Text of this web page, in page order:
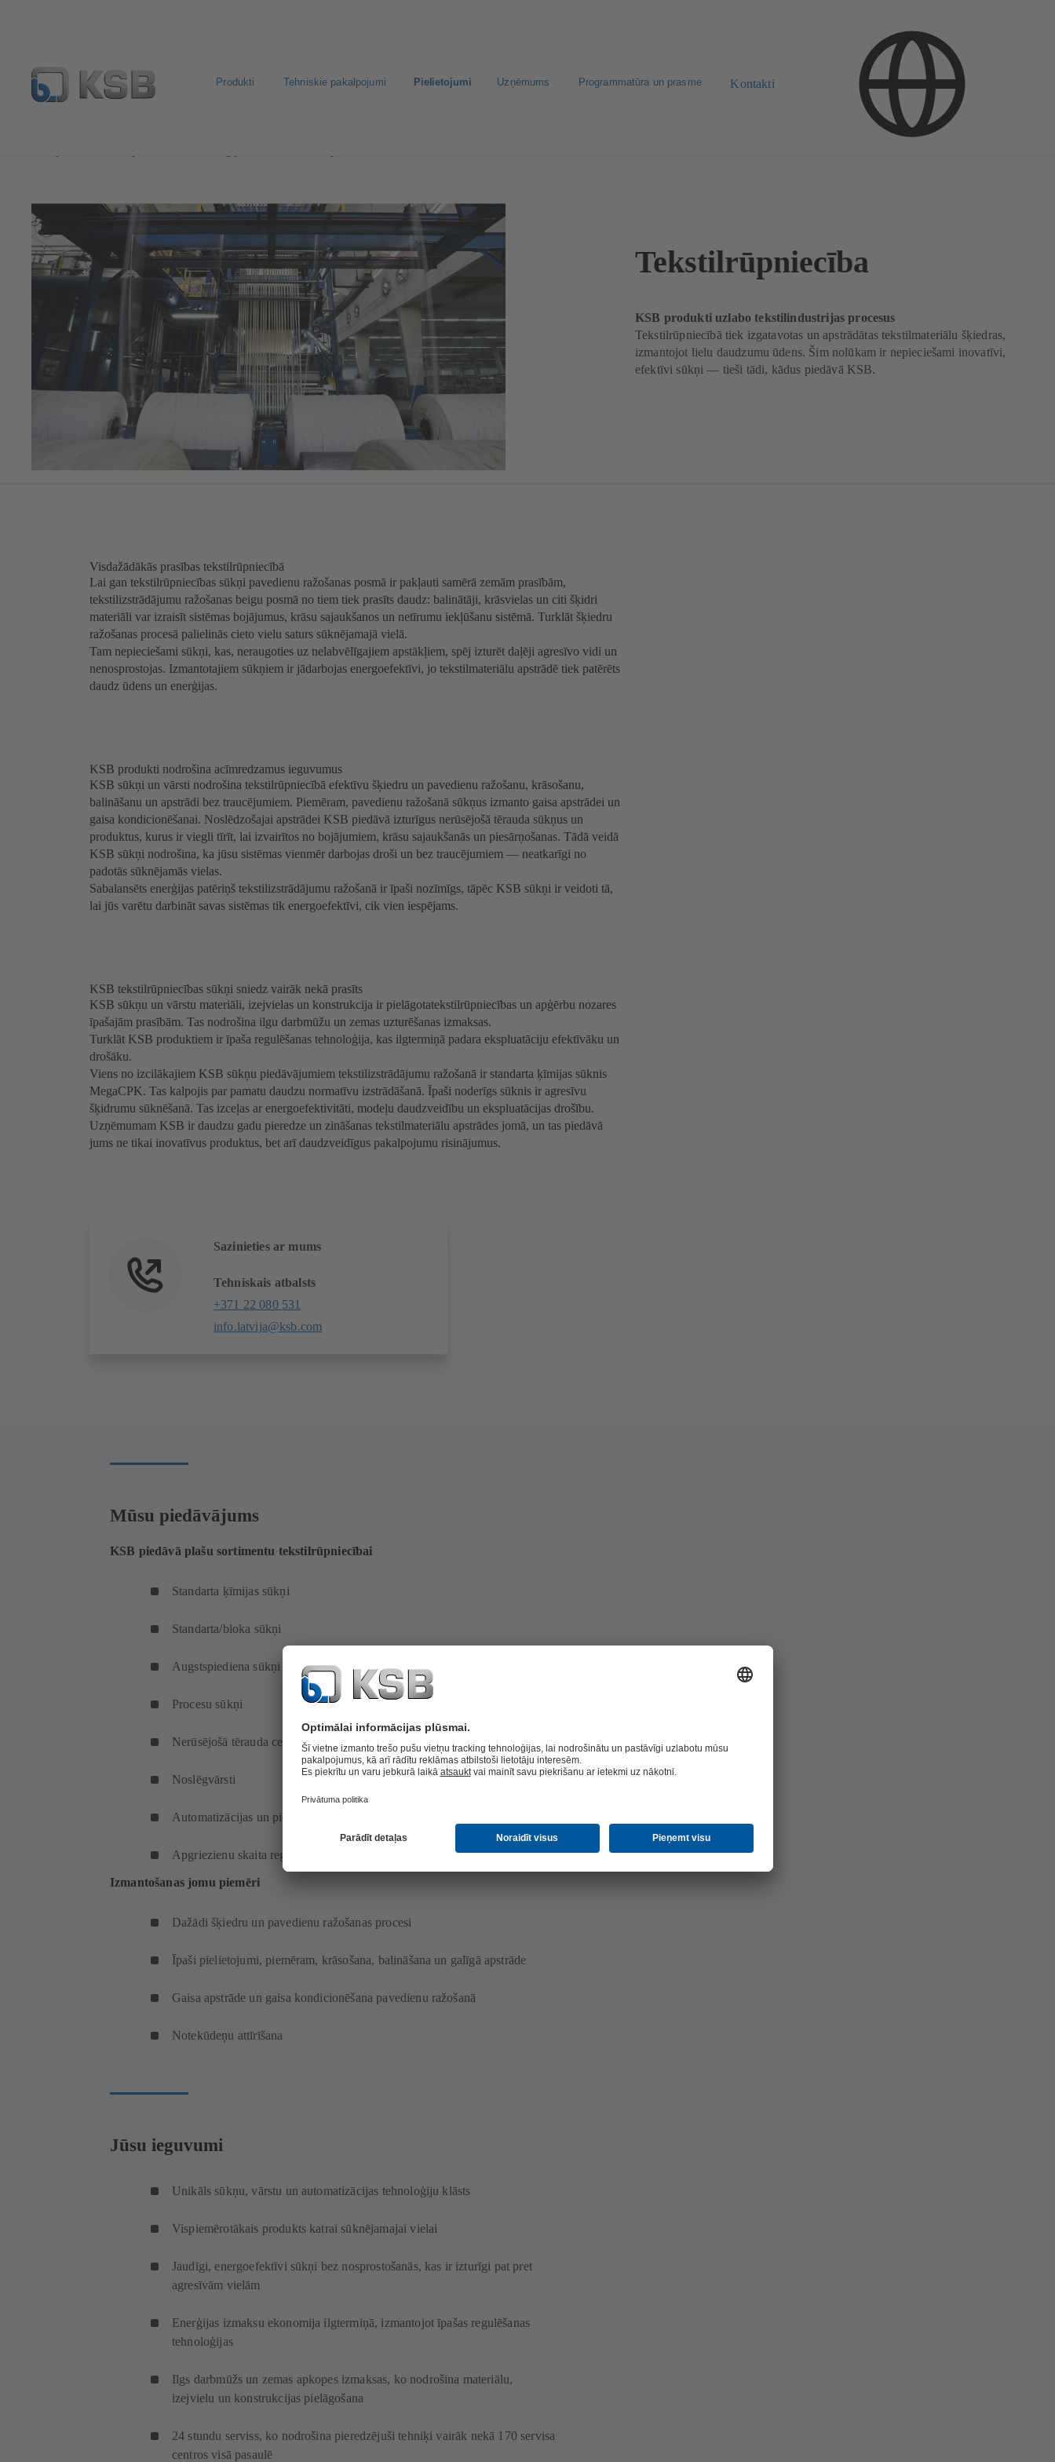
Produkti Tehniskie pakalpojumi Pielietojumi Uzņēmums Programmatūra un prasme Kontakti
Tekstilrūpniecība
KSB produkti uzlabo tekstilindustrijas procesus
Tekstilrūpniecībā tiek izgatavotas un apstrādātas tekstilmateriālu šķiedras,
izmantojot lielu daudzumu ūdens. Šim nolūkam ir nepieciešami inovatīvi,
efektīvi sūkņi — tieši tādi, kādus piedāvā KSB.
Visdažādākās prasības tekstilrūpniecībā
Lai gan tekstilrūpniecības sūkņi pavedienu ražošanas posmā ir pakļauti samērā zemām prasībām,
tekstilizstrādājumu ražošanas beigu posmā no tiem tiek prasīts daudz: balinātāji, krāsvielas un citi šķidri
materiāli var izraisīt sistēmas bojājumus, krāsu sajaukšanos un netīrumu iekļūšanu sistēmā. Turklāt šķiedru
ražošanas procesā palielinās cieto vielu saturs sūknējamajā vielā.
Tam nepieciešami sūkņi, kas, neraugoties uz nelabvēlīgajiem apstākļiem, spēj izturēt daļēji agresīvo vidi un
nenosprostojas. Izmantotajiem sūkņiem ir jādarbojas energoefektīvi, jo tekstilmateriālu apstrādē tiek patērēts
daudz ūdens un enerģijas.
KSB produkti nodrošina acīmredzamus ieguvumus
KSB sūkņi un vārsti nodrošina tekstilrūpniecībā efektīvu šķiedru un pavedienu ražošanu, krāsošanu,
balināšanu un apstrādi bez traucējumiem. Piemēram, pavedienu ražošanā sūkņus izmanto gaisa apstrādei un
gaisa kondicionēšanai. Noslēdzošajai apstrādei KSB piedāvā izturīgus nerūsējošā tērauda sūkņus un
produktus, kurus ir viegli tīrīt, lai izvairītos no bojājumiem, krāsu sajaukšanās un piesārņošanas. Tādā veidā
KSB sūkņi nodrošina, ka jūsu sistēmas vienmēr darbojas droši un bez traucējumiem — neatkarīgi no
padotās sūknējamās vielas.
Sabalansēts enerģijas patēriņš tekstilizstrādājumu ražošanā ir īpaši nozīmīgs, tāpēc KSB sūkņi ir veidoti tā,
lai jūs varētu darbināt savas sistēmas tik energoefektīvi, cik vien iespējams.
KSB tekstilrūpniecības sūkņi sniedz vairāk nekā prasīts
KSB sūkņu un vārstu materiāli, izejvielas un konstrukcija ir pielāgotatekstilrūpniecības un apģērbu nozares
īpašajām prasībām. Tas nodrošina ilgu darbmūžu un zemas uzturēšanas izmaksas.
Turklāt KSB produktiem ir īpaša regulēšanas tehnoloģija, kas ilgtermiņā padara ekspluatāciju efektīvāku un
drošāku.
Viens no izcilākajiem KSB sūkņu piedāvājumiem tekstilizstrādājumu ražošanā ir standarta ķīmijas sūknis
MegaCPK. Tas kalpojis par pamatu daudzu normatīvu izstrādāšanā. Īpaši noderīgs sūknis ir agresīvu
šķidrumu sūknēšanā. Tas izceļas ar energoefektivitāti, modeļu daudzveidību un ekspluatācijas drošību.
Uzņēmumam KSB ir daudzu gadu pieredze un zināšanas tekstilmateriālu apstrādes jomā, un tas piedāvā
jums ne tikai inovatīvus produktus, bet arī daudzveidīgus pakalpojumu risinājumus.
Sazinieties ar mums
Tehniskais atbalsts
+371 22 080 531
info.latvija@ksb.com
Mūsu piedāvājums
KSB piedāvā plašu sortimentu tekstilrūpniecībai
Standarta ķīmijas sūkņi
Standarta/bloka sūkņi
Augstspiediena sūkņi
Procesu sūkņi
Nerūsējošā tērauda centrbēdzes sūkņi
Noslēgvārsti
Automatizācijas un piedziņas tehnoloģijas
Apgriezienu skaita regulēšana
Izmantošanas jomu piemēri
Dažādi šķiedru un pavedienu ražošanas procesi
Īpaši pielietojumi, piemēram, krāsošana, balināšana un galīgā apstrāde
Gaisa apstrāde un gaisa kondicionēšana pavedienu ražošanā
Notekūdeņu attīrīšana
Jūsu ieguvumi
Unikāls sūkņu, vārstu un automatizācijas tehnoloģiju klāsts
Vispiemērotākais produkts katrai sūknējamajai vielai
Jaudīgi, energoefektīvi sūkņi bez nosprostošanās, kas ir izturīgi pat pret
agresīvām vielām
Enerģijas izmaksu ekonomija ilgtermiņā, izmantojot īpašas regulēšanas
tehnoloģijas
Ilgs darbmūžs un zemas apkopes izmaksas, ko nodrošina materiālu,
izejvielu un konstrukcijas pielāgošana
24 stundu serviss, ko nodrošina pieredzējuši tehniķi vairāk nekā 170 servisa
centros visā pasaulē